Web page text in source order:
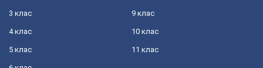
3 клас
4 клас
5 клас
9 клас
10 клас
11 клас